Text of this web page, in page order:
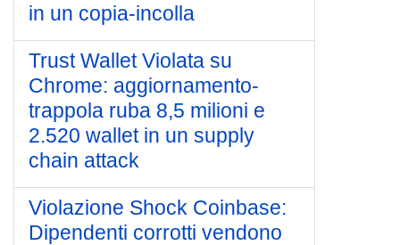
in un copia-incolla
Trust Wallet Violata su
Chrome: aggiornamento-
trappola ruba 8,5 milioni e
2.520 wallet in un supply
chain attack
Violazione Shock Coinbase:
Dipendenti corrotti vendono